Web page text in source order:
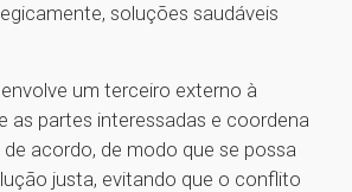
soluções saudáveis
um terceiro externo à
as partes interessadas e coordena
de acordo, de modo que se possa
justa, evitando que o conflito